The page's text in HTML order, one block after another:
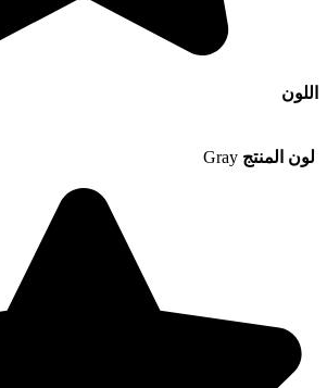
اللون
لون المنتج Gray